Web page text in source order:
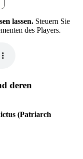
lassen. Steuern Sie
des Players.
deren
(Patriarch